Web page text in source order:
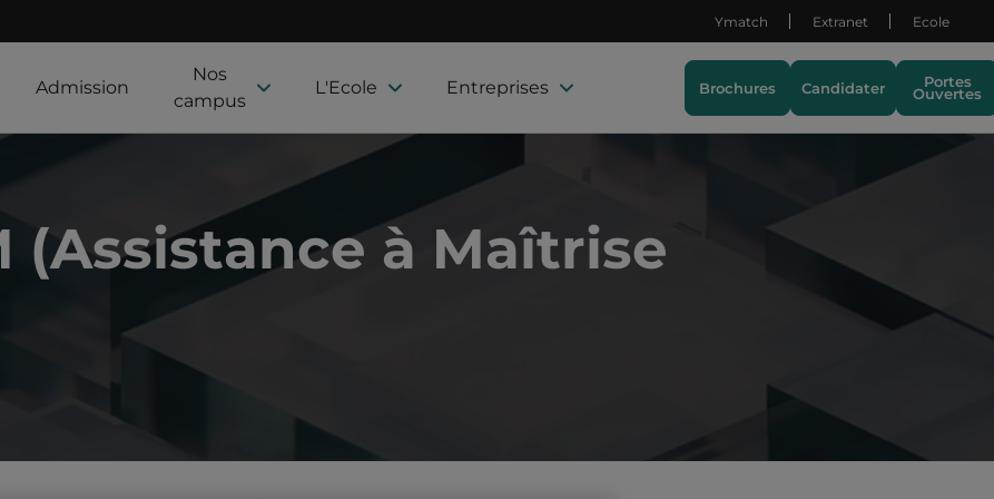
Admission
Nos
campus
L'Ecole Entreprises
Ymatch Extranet Ecole
Brochures Candidater Portes
Ouvertes
(Assistance à Maîtrise